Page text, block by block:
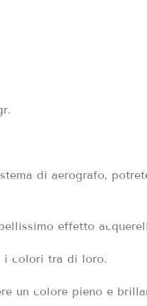
di aerografo,
effetto
i colori tra di loro.
un colore pieno e